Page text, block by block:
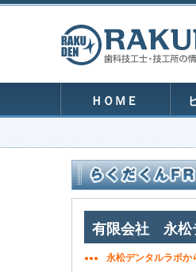
ＨＯＭＥ
有限会社 永松
●●● 永松デンタルラボか